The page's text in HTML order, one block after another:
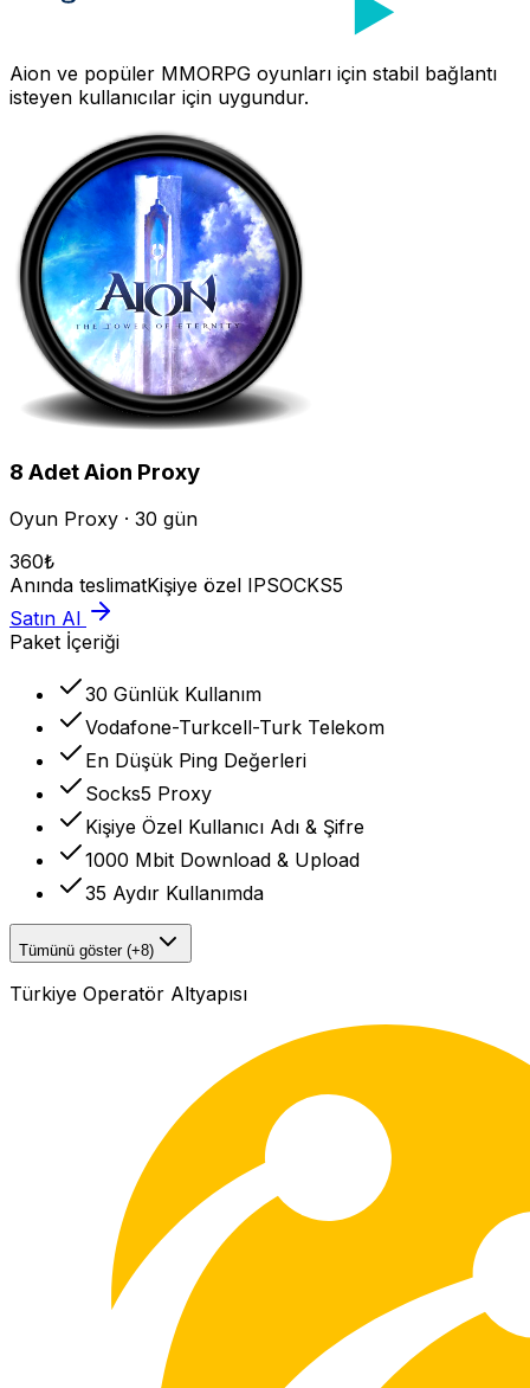
Aion ve popüler MMORPG oyunları için stabil bağlantı
isteyen kullanıcılar için uygundur.
8 AdetAion Proxy
Oyun Proxy · 30 gün
360₺
Anında teslimatKişiye özel IPSOCKS5
Satın Al
Paket İçeriği
30 Günlük Kullanım
Vodafone-Turkcell-Turk Telekom
En Düşük Ping Değerleri
Socks5 Proxy
Kişiye Özel Kullanıcı Adı & Şifre
1000 Mbit Download & Upload
35 Aydır Kullanımda
Tümünü göster (+8)
Türkiye Operatör Altyapısı